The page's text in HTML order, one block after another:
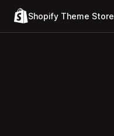
Shopify Theme Store